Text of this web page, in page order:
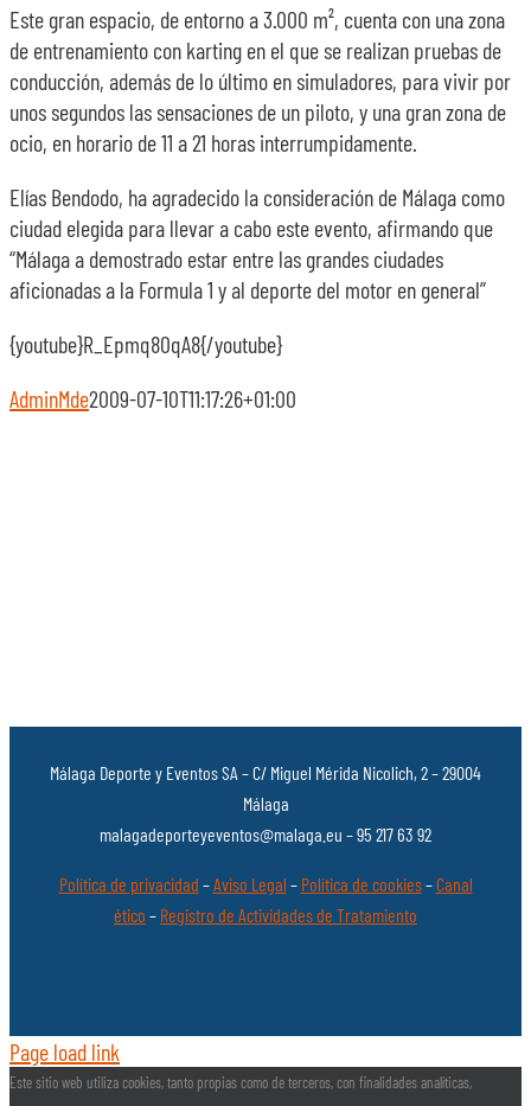
Este gran espacio, de entorno a 3.000 m², cuenta con una zona
de entrenamiento con karting en el que se realizan pruebas de
conducción, además de lo último en simuladores, para vivir por
unos segundos las sensaciones de un piloto, y una gran zona de
ocio, en horario de 11 a 21 horas interrumpidamente.
Elías Bendodo, ha agradecido la consideración de Málaga como
ciudad elegida para llevar a cabo este evento, afirmando que
“Málaga a demostrado estar entre las grandes ciudades
aficionadas a la Formula 1 y al deporte del motor en general”
{youtube}R_Epmq80qA8{/youtube}
AdminMde2009-07-10T11:17:26+01:00
Málaga Deporte y Eventos SA – C/ Miguel Mérida Nicolich, 2 – 29004
Málaga
malagadeporteyeventos@malaga.eu – 95 217 63 92
Política de privacidad –Aviso Legal – Política de cookies–Canal
ético – Registro de Actividades de Tratamiento
Page load link
Este sitio web utiliza cookies, tanto propias como de terceros, con finalidades analíticas,